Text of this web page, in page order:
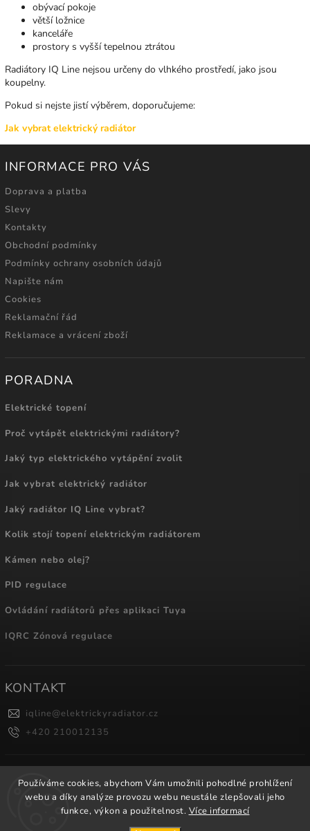
Používáme cookies, abychom Vám umožnili pohodlné prohlížení
webu a díky analýze provozu webu neustále zlepšovali jeho
funkce, výkon a použitelnost. Více informací
obývací pokoje
větší ložnice
kanceláře
prostory s vyšší tepelnou ztrátou
Radiátory IQ Line nejsou určeny do vlhkého prostředí, jako jsou
koupelny.
Pokud si nejste jistí výběrem, doporučujeme:
Jak vybrat elektrický radiátor
INFORMACE PRO VÁS
Doprava a platba
Slevy
Kontakty
Obchodní podmínky
Podmínky ochrany osobních údajů
Napište nám
Cookies
Reklamační řád
Reklamace a vrácení zboží
PORADNA
Elektrické topení
Proč vytápět elektrickými radiátory?
Jaký typ elektrického vytápění zvolit
Jak vybrat elektrický radiátor
Jaký radiátor IQ Line vybrat?
Kolik stojí topení elektrickým radiátorem
Kámen nebo olej?
PID regulace
Ovládání radiátorů přes aplikaci Tuya
IQRC Zónová regulace
KONTAKT
iqline@elektrickyradiator.cz
+420 210012135
NÁKUPNÍ KOŠÍK
0ks /0 Kč